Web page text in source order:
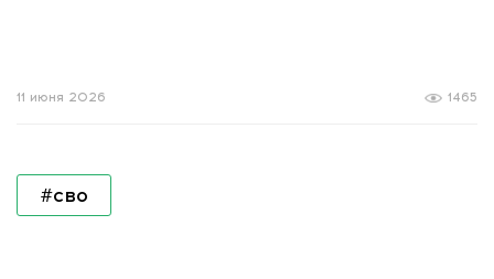
1465
11 июня 2026
#сво